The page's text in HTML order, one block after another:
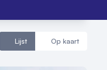
Lijst Op kaart